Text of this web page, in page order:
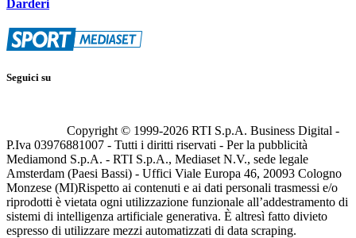
Darderi
Seguici su
Copyright © 1999-2026 RTI S.p.A. Business Digital -
P.Iva 03976881007 - Tutti i diritti riservati - Per la pubblicità
Mediamond S.p.A. - RTI S.p.A., Mediaset N.V., sede legale
Amsterdam (Paesi Bassi) - Uffici Viale Europa 46, 20093 Cologno
Monzese (MI)Rispetto ai contenuti e ai dati personali trasmessi e/o
riprodotti è vietata ogni utilizzazione funzionale all’addestramento di
sistemi di intelligenza artificiale generativa. È altresì fatto divieto
espresso di utilizzare mezzi automatizzati di data scraping.